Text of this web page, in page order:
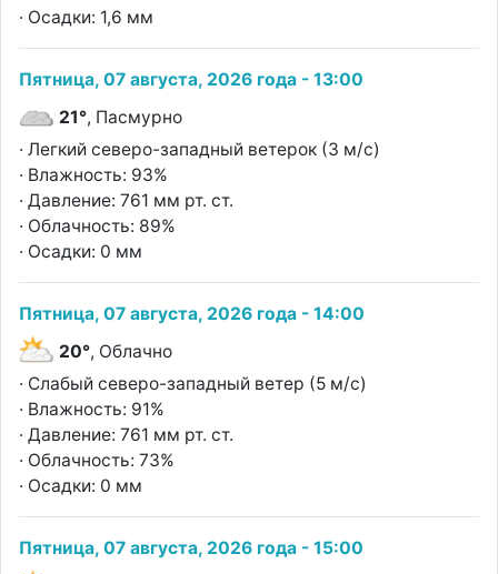
· Осадки: 1,6 мм
Пятница, 07 августа, 2026 года - 13:00
21°, Пасмурно
· Легкий северо-западный ветерок (3 м/с)
· Влажность: 93%
· Давление: 761 мм рт. ст.
· Облачность: 89%
· Осадки: 0 мм
Пятница, 07 августа, 2026 года - 14:00
20°, Облачно
· Слабый северо-западный ветер (5 м/с)
· Влажность: 91%
· Давление: 761 мм рт. ст.
· Облачность: 73%
· Осадки: 0 мм
Пятница, 07 августа, 2026 года - 15:00